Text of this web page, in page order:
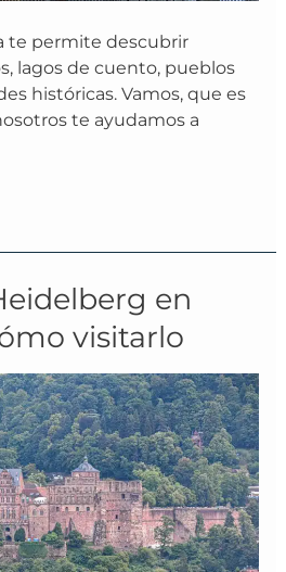
te permite descubrir
lagos de cuento, pueblos
históricas. Vamos, que es
te ayudamos a
en
visitarlo